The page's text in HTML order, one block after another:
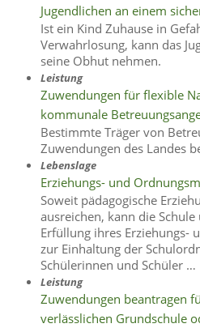
Jugendlichen an einem
Ist ein Kind Zuhause in
Verwahrlosung, kann das
seine Obhut nehmen.
Leistung
Zuwendungen für flexible
kommunale
Bestimmte Träger von
Zuwendungen des Landes
Lebenslage
Erziehungs- und
Soweit pädagogische
ausreichen, kann die
Erfüllung ihres Erziehungs-
zur Einhaltung der
Schülerinnen und Schüler …
Leistung
Zuwendungen beantragen
verlässlichen Grundschule